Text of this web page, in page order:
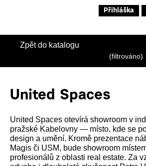
Přihláška
Zpět do katalogu
(filtrováno)
United Spaces
United Spaces otevírá showroom v
pražské Kabelovny — místo, kde se
design a umění. Kromě prezentace
Magis či USM, bude showroom
profesionálů z oblasti real estate. Za